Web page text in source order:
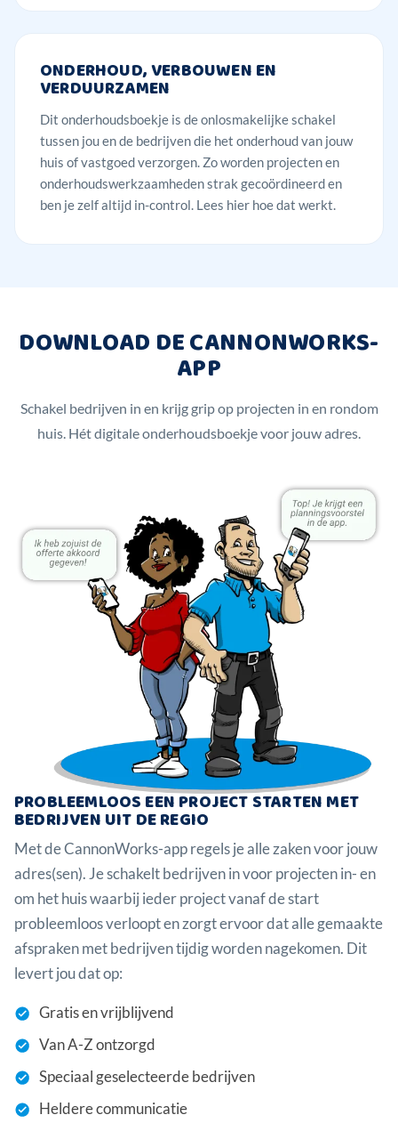
ONDERHOUD, VERBOUWEN EN
VERDUURZAMEN
Dit onderhoudsboekje is de onlosmakelijke schakel
tussen jou en de bedrijven die het onderhoud van jouw
huis of vastgoed verzorgen. Zo worden projecten en
onderhoudswerkzaamheden strak gecoördineerd en
ben je zelf altijd in-control. Lees hier hoe dat werkt.
DOWNLOAD DE CANNONWORKS-
APP
Schakel bedrijven in en krijg grip op projecten in en rondom
huis. Hét digitale onderhoudsboekje voor jouw adres.
PROBLEEMLOOS EEN PROJECT STARTEN MET
BEDRIJVEN UIT DE REGIO
Met de CannonWorks-app regels je alle zaken voor jouw
adres(sen). Je schakelt bedrijven in voor projecten in- en
om het huis waarbij ieder project vanaf de start
probleemloos verloopt en zorgt ervoor dat alle gemaakte
afspraken met bedrijven tijdig worden nagekomen. Dit
levert jou dat op:
Gratis en vrijblijvend
Van A-Z ontzorgd
Speciaal geselecteerde bedrijven
Heldere communicatie